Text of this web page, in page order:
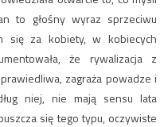
to głośny wyraz sprzeciwu
się za kobiety, w kobiecych
że rywalizacja z
zagraża powadze i
niej, nie mają sensu lata
się tego typu, oczywiste